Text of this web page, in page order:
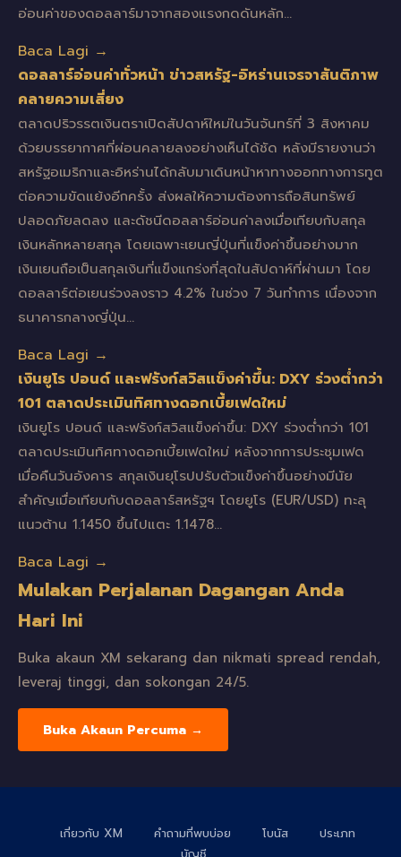
อ่อนค่าของดอลลาร์มาจากสองแรงกดดันหลัก…
Baca Lagi →
ดอลลาร์อ่อนค่าทั่วหน้า ข่าวสหรัฐ-อิหร่านเจรจาสันติภาพ
คลายความเสี่ยง
ตลาดปริวรรตเงินตราเปิดสัปดาห์ใหม่ในวันจันทร์ที่ 3 สิงหาคม
ด้วยบรรยากาศที่ผ่อนคลายลงอย่างเห็นได้ชัด หลังมีรายงานว่า
สหรัฐอเมริกาและอิหร่านได้กลับมาเดินหน้าหาทางออกทางการทูต
ต่อความขัดแย้งอีกครั้ง ส่งผลให้ความต้องการถือสินทรัพย์
ปลอดภัยลดลง และดัชนีดอลลาร์อ่อนค่าลงเมื่อเทียบกับสกุล
เงินหลักหลายสกุล โดยเฉพาะเยนญี่ปุ่นที่แข็งค่าขึ้นอย่างมาก
เงินเยนถือเป็นสกุลเงินที่แข็งแกร่งที่สุดในสัปดาห์ที่ผ่านมา โดย
ดอลลาร์ต่อเยนร่วงลงราว 4.2% ในช่วง 7 วันทำการ เนื่องจาก
ธนาคารกลางญี่ปุ่น…
Baca Lagi →
เงินยูโร ปอนด์ และฟรังก์สวิสแข็งค่าขึ้น: DXY ร่วงต่ำกว่า
101 ตลาดประเมินทิศทางดอกเบี้ยเฟดใหม่
เงินยูโร ปอนด์ และฟรังก์สวิสแข็งค่าขึ้น: DXY ร่วงต่ำกว่า 101
ตลาดประเมินทิศทางดอกเบี้ยเฟดใหม่ หลังจากการประชุมเฟด
เมื่อคืนวันอังคาร สกุลเงินยุโรปปรับตัวแข็งค่าขึ้นอย่างมีนัย
สำคัญเมื่อเทียบกับดอลลาร์สหรัฐฯ โดยยูโร (EUR/USD) ทะลุ
แนวต้าน 1.1450 ขึ้นไปแตะ 1.1478…
Baca Lagi →
Mulakan Perjalanan Dagangan Anda
Hari Ini
Buka akaun XM sekarang dan nikmati spread rendah,
leveraj tinggi, dan sokongan 24/5.
Buka Akaun Percuma →
เกี่ยวกับ XM คำถามที่พบบ่อย โบนัส
ประเภท